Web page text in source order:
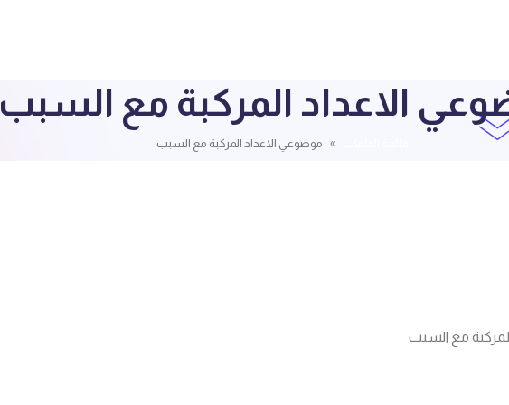
الاعداد المركبة مع السبب
موضوعي الاعداد المركبة مع السبب
مع السبب